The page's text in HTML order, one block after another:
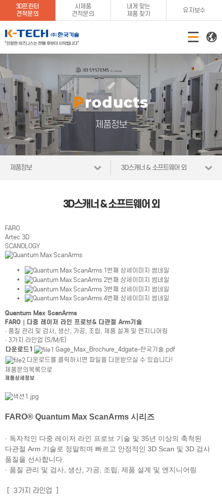
3D프린터
견적문의
시제품
견적문의
내게 맞는
제품 찾기
유지보수
Products
제품정보
제품정보 3D스캐너 & 소프트웨어 외
3D스캐너 & 소프트웨어 외
FARO
Artec 3D
SCANOLOGY
Quantum Max ScanArms
FARO｜다중 레이저 라인 프로브& 다관절 Arm기술
· 품질 관리 및 검사, 생산, 가공, 조립, 제품 설계 및 엔지니어링
· 3가지 라인업 (S/M/E)
제품상세정보테이블 제품상세정보테이블
다운로드1
Gage_Max_Brochure_4dgate-한국기술.pdf
다운로드를 클릭하시면 파일을 다운받으실 수 있습니다!
제품문의 목록으로
제품상세정보
FARO® Quantum Max ScanArms 시리즈
· 독자적인 다중 레이저 라인 프로브 기술 및 35년 이상의 축척된
다관절 Arm 기술로 정말히며 빠르고 안정적인 3D Scan 및 3D 검사
품질을 선사합니다.
· 품질 관리 및 검사, 생산, 가공, 조립, 제품 설계 및 엔지니어링
[ 3가지 라인업 ]